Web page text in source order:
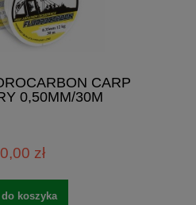
CARP
0,50MM/30M
zł
do koszyka